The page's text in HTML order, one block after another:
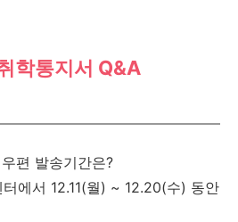
학통지서 Q&A
편 발송기간은?
에서 12.11(월) ~ 12.20(수) 동안